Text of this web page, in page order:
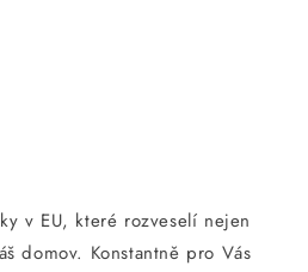
v EU, které rozveselí nejen
domov. Konstantně pro Vás